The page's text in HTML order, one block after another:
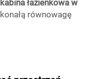
łazienkowa w
równowagę